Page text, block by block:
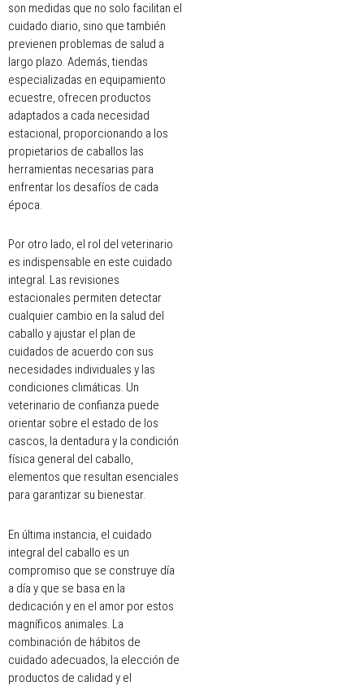
son medidas que no solo facilitan el
cuidado diario, sino que también
previenen problemas de salud a
largo plazo. Además, tiendas
especializadas en equipamiento
ecuestre, ofrecen productos
adaptados a cada necesidad
estacional, proporcionando a los
propietarios de caballos las
herramientas necesarias para
enfrentar los desafíos de cada
época.
Por otro lado, el rol del veterinario
es indispensable en este cuidado
integral. Las revisiones
estacionales permiten detectar
cualquier cambio en la salud del
caballo y ajustar el plan de
cuidados de acuerdo con sus
necesidades individuales y las
condiciones climáticas. Un
veterinario de confianza puede
orientar sobre el estado de los
cascos, la dentadura y la condición
física general del caballo,
elementos que resultan esenciales
para garantizar su bienestar.
En última instancia, el cuidado
integral del caballo es un
compromiso que se construye día
a día y que se basa en la
dedicación y en el amor por estos
magníficos animales. La
combinación de hábitos de
cuidado adecuados, la elección de
productos de calidad y el